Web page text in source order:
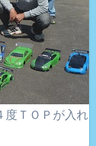
ＴＯＰが入れ